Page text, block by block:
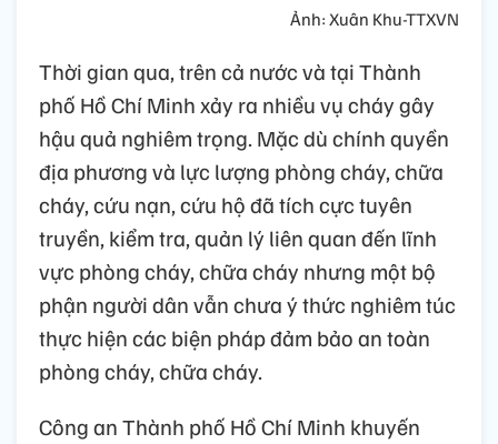
Ảnh: Xuân Khu-TTXVN
Thời gian qua, trên cả nước và tại Thành
phố Hồ Chí Minh xảy ra nhiều vụ cháy gây
hậu quả nghiêm trọng. Mặc dù chính quyền
địa phương và lực lượng phòng cháy, chữa
cháy, cứu nạn, cứu hộ đã tích cực tuyên
truyền, kiểm tra, quản lý liên quan đến lĩnh
vực phòng cháy, chữa cháy nhưng một bộ
phận người dân vẫn chưa ý thức nghiêm túc
thực hiện các biện pháp đảm bảo an toàn
phòng cháy, chữa cháy.
Công an Thành phố Hồ Chí Minh khuyến